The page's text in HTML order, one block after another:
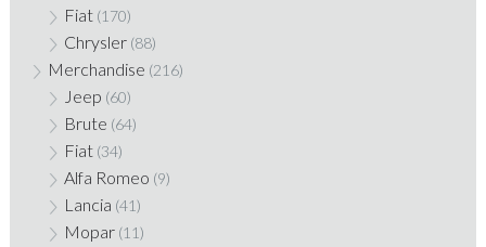
Fiat (170)
Chrysler (88)
Merchandise (216)
Jeep (60)
Brute (64)
Fiat (34)
Alfa Romeo (9)
Lancia (41)
Mopar (11)